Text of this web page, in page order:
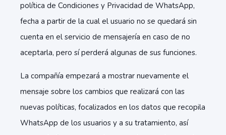
política de Condiciones y Privacidad de WhatsApp,
fecha a partir de la cual el usuario no se quedará sin
cuenta en el servicio de mensajería en caso de no
aceptarla, pero sí perderá algunas de sus funciones.
La compañía empezará a mostrar nuevamente el
mensaje sobre los cambios que realizará con las
nuevas políticas, focalizados en los datos que recopila
WhatsApp de los usuarios y a su tratamiento, así